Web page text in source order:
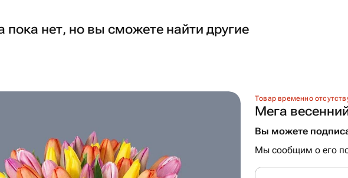
пока нет, но вы сможете найти другие
Товар временно
Мега
Вы можете
Мы сообщим о его